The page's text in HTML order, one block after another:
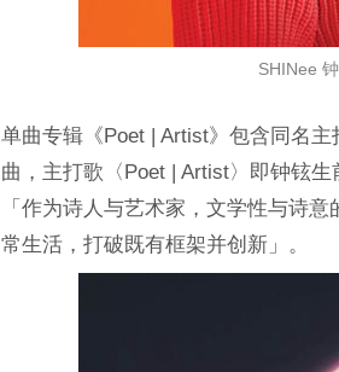
SHINee
单曲专辑《Poet | Artist》包含同名
曲，主打歌〈Poet | Artist〉即钟铉
「作为诗人与艺术家，文学性与诗
常生活，打破既有框架并创新」。